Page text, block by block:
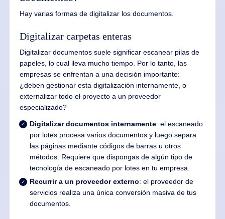
Hay varias formas de digitalizar los documentos.
Digitalizar carpetas enteras
Digitalizar documentos suele significar escanear pilas de
papeles, lo cual lleva mucho tiempo. Por lo tanto, las
empresas se enfrentan a una decisión importante:
¿deben gestionar esta digitalización internamente, o
externalizar todo el proyecto a un proveedor
especializado?
Digitalizar documentos internamente: el escaneado
por lotes procesa varios documentos y luego separa
las páginas mediante códigos de barras u otros
métodos. Requiere que dispongas de algún tipo de
tecnología de escaneado por lotes en tu empresa.
Recurrir a un proveedor externo: el proveedor de
servicios realiza una única conversión masiva de tus
documentos.